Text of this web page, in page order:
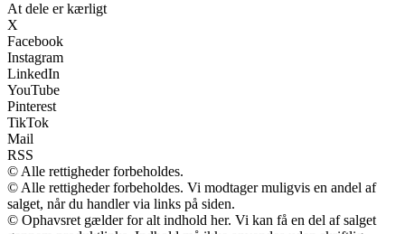
At dele er kærligt
X
Facebook
Instagram
LinkedIn
YouTube
Pinterest
TikTok
Mail
RSS
© Alle rettigheder forbeholdes.
© Alle rettigheder forbeholdes. Vi modtager muligvis en andel af
salget, når du handler via links på siden.
© Ophavsret gælder for alt indhold her. Vi kan få en del af salget